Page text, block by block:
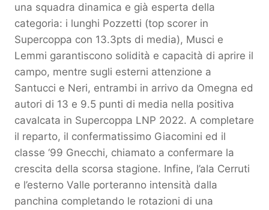
una squadra dinamica e già esperta della
categoria: i lunghi Pozzetti (top scorer in
Supercoppa con 13.3pts di media), Musci e
Lemmi garantiscono solidità e capacità di aprire il
campo, mentre sugli esterni attenzione a
Santucci e Neri, entrambi in arrivo da Omegna ed
autori di 13 e 9.5 punti di media nella positiva
cavalcata in Supercoppa LNP 2022. A completare
il reparto, il confermatissimo Giacomini ed il
classe ‘99 Gnecchi, chiamato a confermare la
crescita della scorsa stagione. Infine, l’ala Cerruti
e l’esterno Valle porteranno intensità dalla
panchina completando le rotazioni di una